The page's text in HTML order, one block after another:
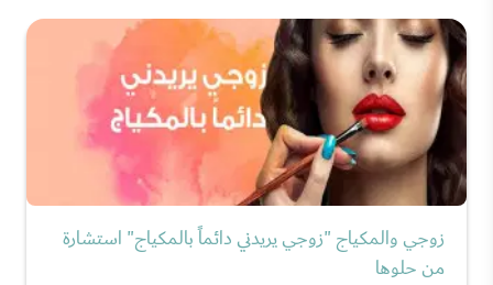
زوجي والمكياج "زوجي يريدني دائماً بالمكياج" استشارة
من حلوها